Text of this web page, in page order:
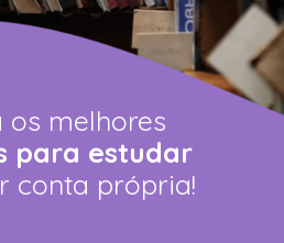
os melhores
para estudar
conta própria!